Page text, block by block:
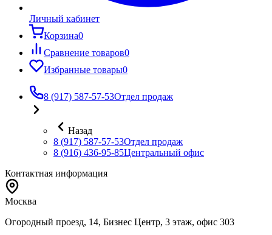
Личный кабинет
Корзина0
Сравнение товаров0
Избранные товары0
8 (917) 587-57-53Отдел продаж
Назад
8 (917) 587-57-53Отдел продаж
8 (916) 436-95-85Центральный офис
Контактная информация
Москва
Огородный проезд, 14, Бизнес Центр, 3 этаж, офис 303